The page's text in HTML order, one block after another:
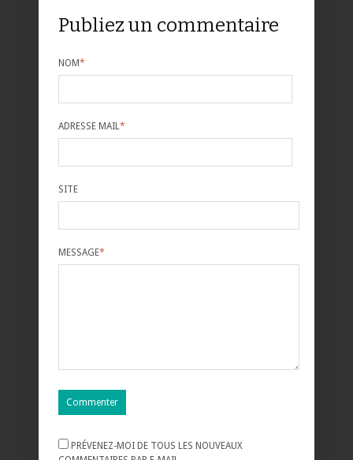
Publiez un commentaire
NOM*
ADRESSE MAIL *
SITE
MESSAGE*
PRÉVENEZ-MOI DE TOUS LES NOUVEAUX